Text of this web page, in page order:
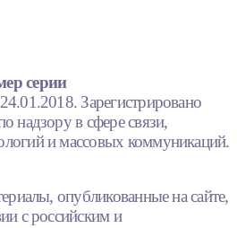
серии
Зарегистрировано
надзору в сфере связи,
и массовых коммуникаций.
опубликованные на сайте,
с российским и